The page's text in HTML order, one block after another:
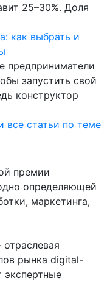
25–30%. Доля
как выбрать и
предприниматели
запустить свой
конструктор
все статьи по теме
премии
определяющей
маркетинга,
рынка digital-
экспертные